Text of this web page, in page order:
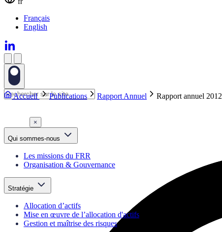
Français
English
Accueil Publications Rapport Annuel Rapport annuel 2012
×
Qui sommes-nous
Les missions du FRR
Organisation & Gouvernance
Stratégie
Allocation d’actifs
Mise en œuvre de l’allocation d'actifs
Gestion et maîtrise des risques